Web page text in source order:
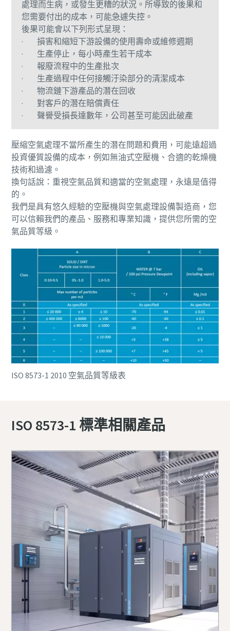
處理而生病，或發生更糟的狀況。所導致的後果和
您需要付出的成本，可能急遽失控。
後果可能會以下列形式呈現：
· 損害和縮短下游設備的使用壽命或維修週期
· 生產停止，每小時產生若干成本
· 報廢流程中的生產批次
· 生產過程中任何接觸汙染部分的清潔成本
· 物流鏈下游產品的潛在回收
· 對客戶的潛在賠償責任
· 聲譽受損長達數年，公司甚至可能因此破產
壓縮空氣處理不當所產生的潛在問題和費用，可能遠超過
投資優質設備的成本，例如無油式空壓機、合適的乾燥機
技術和過濾。
換句話說：重視空氣品質和適當的空氣處理，永遠是值得
的。
我們是具有悠久經驗的空壓機與空氣處理設備製造商，您
可以信賴我們的產品、服務和專業知識，提供您所需的空
氣品質等級。
ISO 8573-1 2010 空氣品質等級表
ISO 8573-1 標準相關產品